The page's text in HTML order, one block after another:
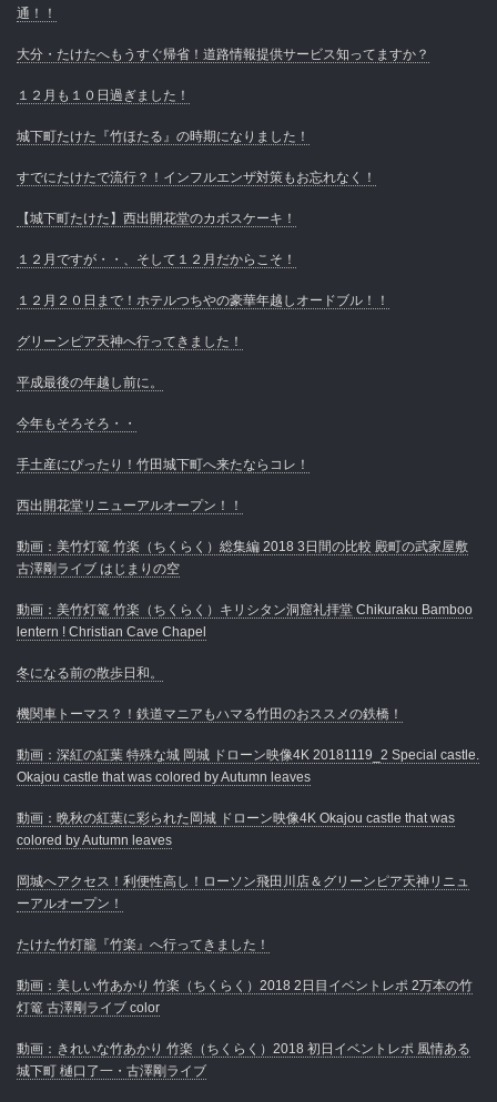
通！！
大分・たけたへもうすぐ帰省！道路情報提供サービス知ってますか？
１２月も１０日過ぎました！
城下町たけた『竹ほたる』の時期になりました！
すでにたけたで流行？！インフルエンザ対策もお忘れなく！
【城下町たけた】西出開花堂のカボスケーキ！
１２月ですが・・、そして１２月だからこそ！
１２月２０日まで！ホテルつちやの豪華年越しオードブル！！
グリーンピア天神へ行ってきました！
平成最後の年越し前に。
今年もそろそろ・・
手土産にぴったり！竹田城下町へ来たならコレ！
西出開花堂リニューアルオープン！！
動画：美竹灯篭 竹楽（ちくらく）総集編 2018 3日間の比較 殿町の武家屋敷
古澤剛ライブ はじまりの空
動画：美竹灯篭 竹楽（ちくらく）キリシタン洞窟礼拝堂 Chikuraku Bamboo
lentern ! Christian Cave Chapel
冬になる前の散歩日和。
機関車トーマス？！鉄道マニアもハマる竹田のおススメの鉄橋！
動画：深紅の紅葉 特殊な城 岡城 ドローン映像4K 20181119_2 Special castle.
Okajou castle that was colored by Autumn leaves
動画：晩秋の紅葉に彩られた岡城 ドローン映像4K Okajou castle that was
colored by Autumn leaves
岡城へアクセス！利便性高し！ローソン飛田川店＆グリーンピア天神リニュ
ーアルオープン！
たけた竹灯籠『竹楽』へ行ってきました！
動画：美しい竹あかり 竹楽（ちくらく）2018 2日目イベントレポ 2万本の竹
灯篭 古澤剛ライブ color
動画：きれいな竹あかり 竹楽（ちくらく）2018 初日イベントレポ 風情ある
城下町 樋口了一・古澤剛ライブ